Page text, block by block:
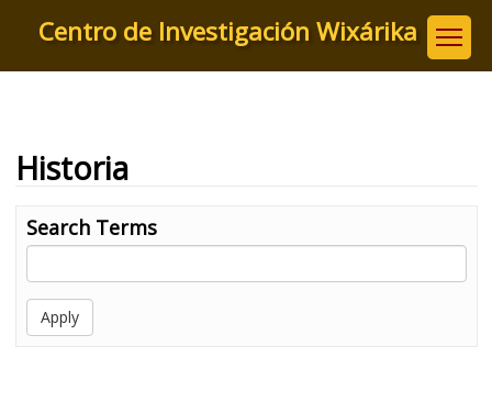
principal
Centro de Investigación Wixárika
Historia
Search Terms
Apply